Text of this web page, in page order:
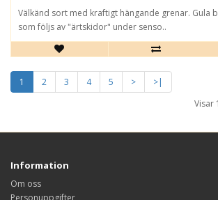
Välkänd sort med kraftigt hängande grenar. Gula
som följs av "ärtskidor" under senso..
1 2 3 4 5 >
>|
Visar
Information
Om oss
Personuppgifter